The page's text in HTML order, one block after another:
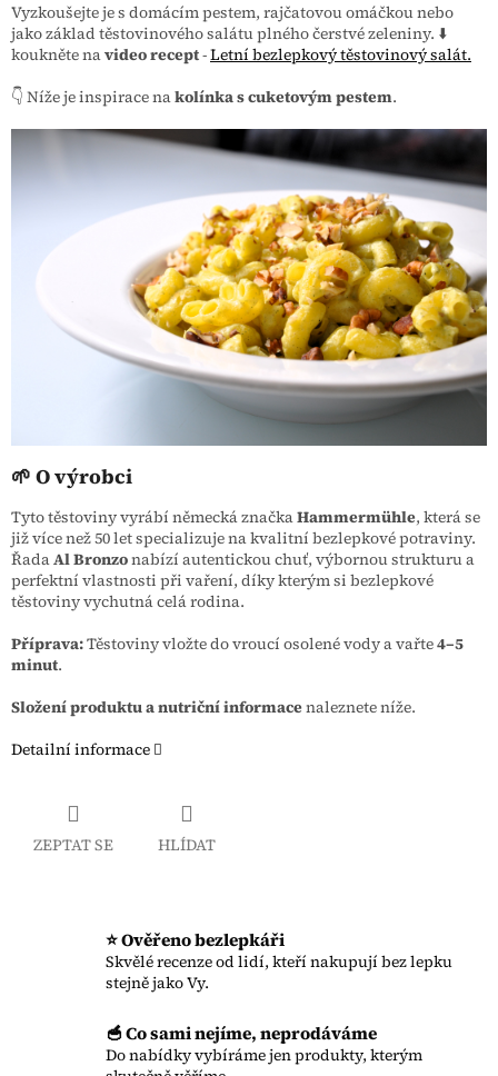
Vyzkoušejte je s domácím pestem, rajčatovou omáčkou nebo
jako základ těstovinového salátu plného čerstvé zeleniny. ⬇️
koukněte navideo recept-Letní bezlepkový těstovinový salát.
👇 Níže je inspirace nakolínka s cuketovým pestem.
🌱 O výrobci
Tyto těstoviny vyrábí německá značkaHammermühle, která se
již více než 50 let specializuje na kvalitní bezlepkové potraviny.
ŘadaAl Bronzonabízí autentickou chuť, výbornou strukturu a
perfektní vlastnosti při vaření, díky kterým si bezlepkové
těstoviny vychutná celá rodina.
Příprava:Těstoviny vložte do vroucí osolené vody a vařte4–5
minut.
Složení produktu a nutriční informacenaleznete níže.
Detailní informace
ZEPTAT SE HLÍDAT
⭐ Ověřeno bezlepkáři
Skvělé recenze od lidí, kteří nakupují bez lepku
stejně jako Vy.
🥣 Co sami nejíme, neprodáváme
Do nabídky vybíráme jen produkty, kterým